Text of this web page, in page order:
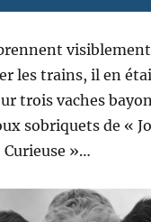
les trains, il en
trois vaches
sobriquets de «
»…